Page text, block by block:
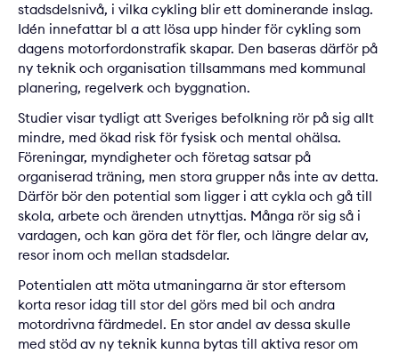
stadsdelsnivå, i vilka cykling blir ett dominerande inslag.
Idén innefattar bl a att lösa upp hinder för cykling som
dagens motorfordonstrafik skapar. Den baseras därför på
ny teknik och organisation tillsammans med kommunal
planering, regelverk och byggnation.
Studier visar tydligt att Sveriges befolkning rör på sig allt
mindre, med ökad risk för fysisk och mental ohälsa.
Föreningar, myndigheter och företag satsar på
organiserad träning, men stora grupper nås inte av detta.
Därför bör den potential som ligger i att cykla och gå till
skola, arbete och ärenden utnyttjas. Många rör sig så i
vardagen, och kan göra det för fler, och längre delar av,
resor inom och mellan stadsdelar.
Potentialen att möta utmaningarna är stor eftersom
korta resor idag till stor del görs med bil och andra
motordrivna färdmedel. En stor andel av dessa skulle
med stöd av ny teknik kunna bytas till aktiva resor om